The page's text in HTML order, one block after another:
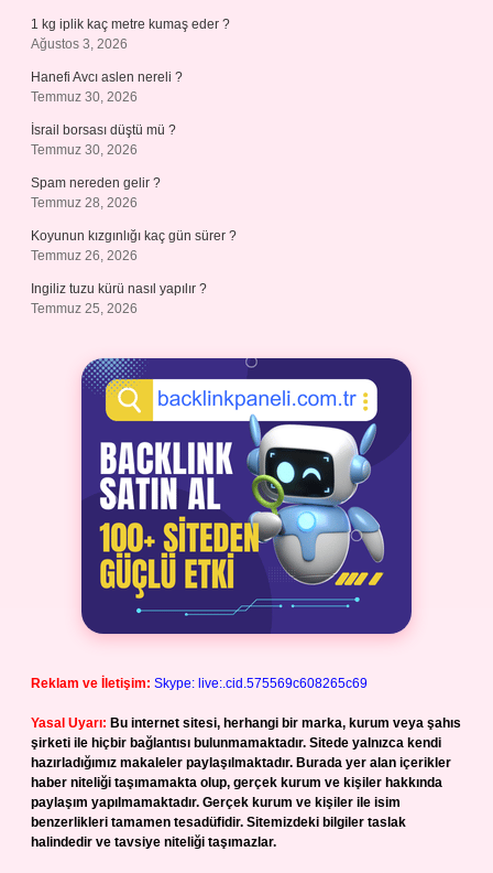
1 kg iplik kaç metre kumaş eder ?
Ağustos 3, 2026
Hanefi Avcı aslen nereli ?
Temmuz 30, 2026
İsrail borsası düştü mü ?
Temmuz 30, 2026
Spam nereden gelir ?
Temmuz 28, 2026
Koyunun kızgınlığı kaç gün sürer ?
Temmuz 26, 2026
Ingiliz tuzu kürü nasıl yapılır ?
Temmuz 25, 2026
Reklam ve İletişim: Skype: live:.cid.575569c608265c69
Yasal Uyarı: Bu internet sitesi, herhangi bir marka, kurum veya şahıs
şirketi ile hiçbir bağlantısı bulunmamaktadır. Sitede yalnızca kendi
hazırladığımız makaleler paylaşılmaktadır. Burada yer alan içerikler
haber niteliği taşımamakta olup, gerçek kurum ve kişiler hakkında
paylaşım yapılmamaktadır. Gerçek kurum ve kişiler ile isim
benzerlikleri tamamen tesadüfidir. Sitemizdeki bilgiler taslak
halindedir ve tavsiye niteliği taşımazlar.